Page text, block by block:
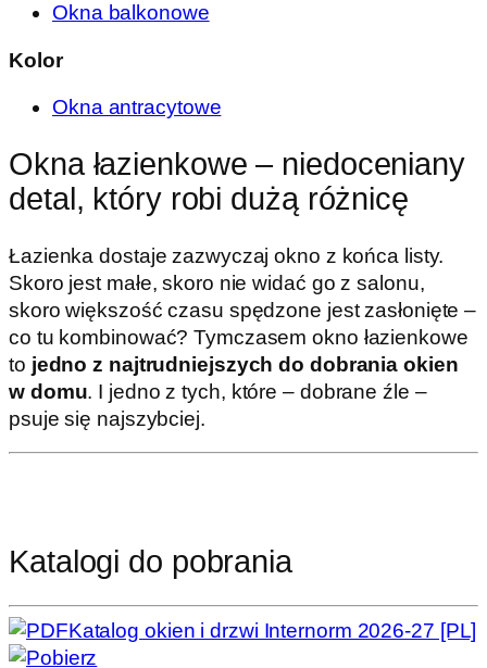
Okna balkonowe
Kolor
Okna antracytowe
Okna łazienkowe – niedoceniany
detal, który robi dużą różnicę
Łazienka dostaje zazwyczaj okno z końca listy.
Skoro jest małe, skoro nie widać go z salonu,
skoro większość czasu spędzone jest zasłonięte –
co tu kombinować? Tymczasem okno łazienkowe
to jedno z najtrudniejszych do dobrania okien
w domu. I jedno z tych, które – dobrane źle –
psuje się najszybciej.
Katalogi do pobrania
Katalog okien i drzwi Internorm 2026-27 [PL]